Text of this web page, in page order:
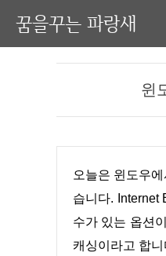
꿈을꾸는 파랑새
윈
오늘은 윈도우에서 Internet Explorer(인터넷 익스플러워)의 암호 캐싱을 해제 방법에 대해 알아보는 시간을 가져 보겠
습니다. Internet
수가 있는 옵션
캐싱이라고 합니